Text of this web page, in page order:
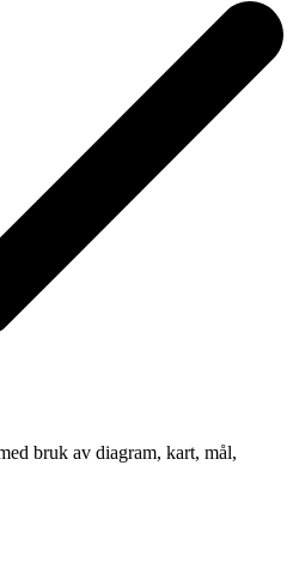
bruk av diagram, kart, mål,